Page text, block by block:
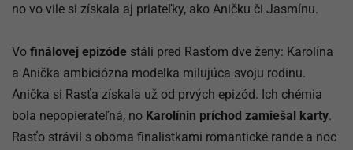
no vo vile si získala aj priateľky, ako Aničku či Jasmínu.
Vo finálovej epizóde stáli pred Rasťom dve ženy: Karolína
a Anička ambiciózna modelka milujúca svoju rodinu.
Anička si Rasťa získala už od prvých epizód. Ich chémia
bola nepopierateľná, no Karolínin príchod zamiešal karty.
Rasťo strávil s oboma finalistkami romantické rande a noc